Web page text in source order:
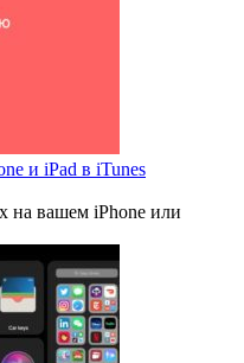
и iPad в iTunes
на вашем iPhone или